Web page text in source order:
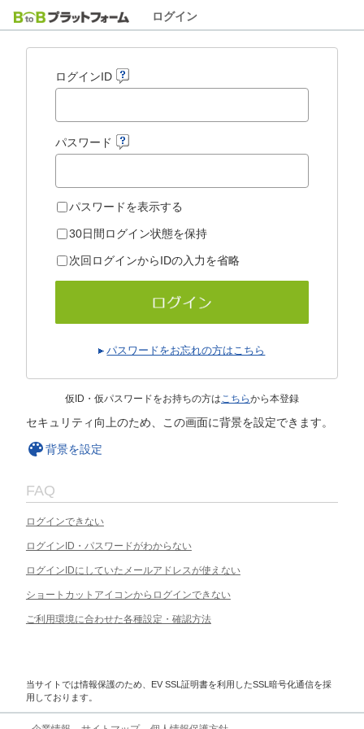
ログイン
ログインID
パスワード
パスワードを表示する
30日間ログイン状態を保持
次回ログインからIDの入力を省略
パスワードをお忘れの方はこちら
仮ID・仮パスワードをお持ちの方はこちらから本登録
セキュリティ向上のため、この画面に背景を設定できます。
背景を設定
FAQ
ログインできない
ログインID・パスワードがわからない
ログインIDにしていたメールアドレスが使えない
ショートカットアイコンからログインできない
ご利用環境に合わせた各種設定・確認方法
当サイトでは情報保護のため、EV SSL証明書を利用したSSL暗号化通信を採
用しております。